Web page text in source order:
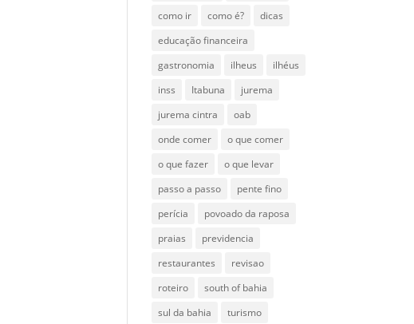
como ir
como é?
dicas
educação financeira
gastronomia
ilheus
ilhéus
inss
Itabuna
jurema
jurema cintra
oab
onde comer
o que comer
o que fazer
o que levar
passo a passo
pente fino
perícia
povoado da raposa
praias
previdencia
restaurantes
revisao
roteiro
south of bahia
sul da bahia
turismo